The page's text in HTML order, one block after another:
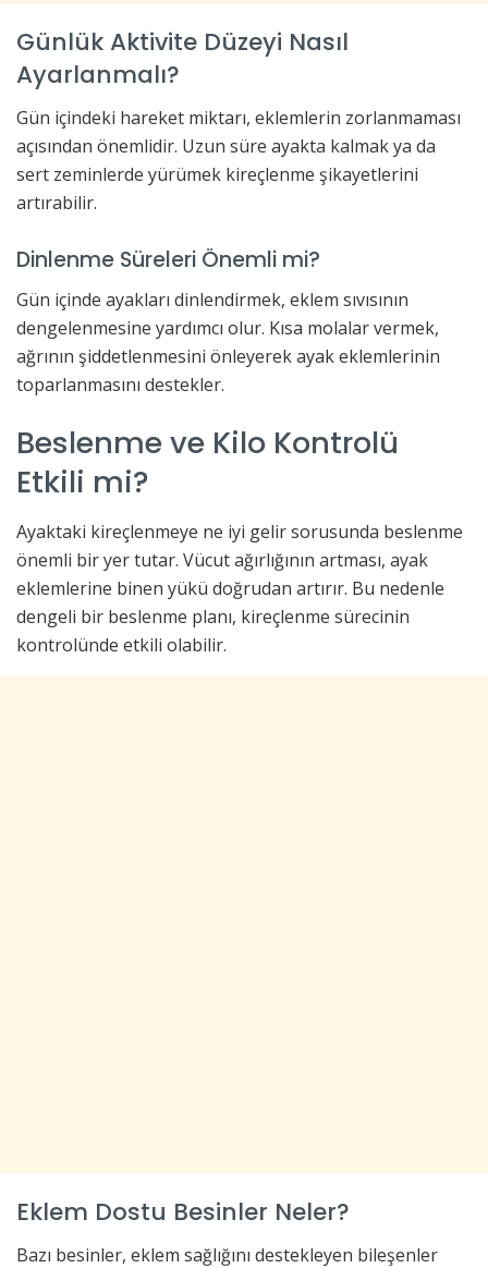
Günlük Aktivite Düzeyi Nasıl
Ayarlanmalı?
Gün içindeki hareket miktarı, eklemlerin zorlanmaması
açısından önemlidir. Uzun süre ayakta kalmak ya da
sert zeminlerde yürümek kireçlenme şikayetlerini
artırabilir.
Dinlenme Süreleri Önemli mi?
Gün içinde ayakları dinlendirmek, eklem sıvısının
dengelenmesine yardımcı olur. Kısa molalar vermek,
ağrının şiddetlenmesini önleyerek ayak eklemlerinin
toparlanmasını destekler.
Beslenme ve Kilo Kontrolü
Etkili mi?
Ayaktaki kireçlenmeye ne iyi gelir sorusunda beslenme
önemli bir yer tutar. Vücut ağırlığının artması, ayak
eklemlerine binen yükü doğrudan artırır. Bu nedenle
dengeli bir beslenme planı, kireçlenme sürecinin
kontrolünde etkili olabilir.
Eklem Dostu Besinler Neler?
Bazı besinler, eklem sağlığını destekleyen bileşenler